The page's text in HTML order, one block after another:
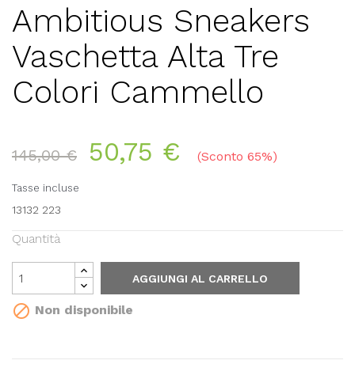
Ambitious Sneakers
Vaschetta Alta Tre
Colori Cammello
145,00 € 50,75 € Sconto 65%
Tasse incluse
13132 223
Quantità
AGGIUNGI AL CARRELLO
 Non disponibile